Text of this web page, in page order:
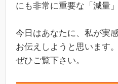
にも非常に重要な「減量」
今日はあなたに、私が実
お伝えしようと思います。
ぜひご覧下さい。